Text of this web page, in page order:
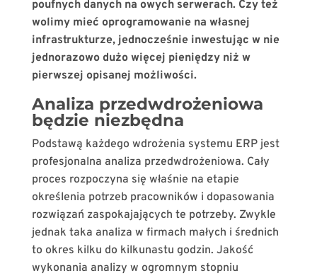
poufnych danych na owych serwerach. Czy też
wolimy mieć oprogramowanie na własnej
infrastrukturze, jednocześnie inwestując w nie
jednorazowo dużo więcej pieniędzy niż w
pierwszej opisanej możliwości.
Analiza przedwdrożeniowa
będzie niezbędna
Podstawą każdego wdrożenia systemu ERP jest
profesjonalna analiza przedwdrożeniowa. Cały
proces rozpoczyna się właśnie na etapie
określenia potrzeb pracowników i dopasowania
rozwiązań zaspokajających te potrzeby. Zwykle
jednak taka analiza w firmach małych i średnich
to okres kilku do kilkunastu godzin. Jakość
wykonania analizy w ogromnym stopniu